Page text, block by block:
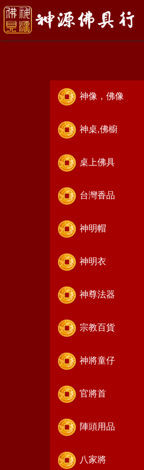
成品特展
神像，佛像
神桌,佛櫥
桌上佛具
台灣香品
神明帽
神明衣
神尊法器
宗教百貨
神將童仔
官將首
陣頭用品
八家將